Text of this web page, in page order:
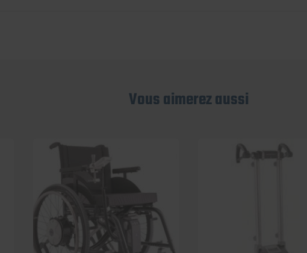
Vous aimerez aussi